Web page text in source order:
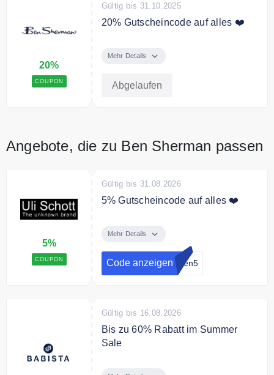
20%
COUPON
Gültig bis 31.10.2025
20% Gutscheincode auf alles ❤️
Rabatt auf das gesamte Sortiment.
Mehr Details
Abgelaufen
Angebote, die zu Ben Sherman passen
5%
COUPON
Gültig bis 31.08.2026
5% Gutscheincode auf alles ❤️
5% Rabatt auf Ihren Warenkorb
ohne Mindestbestellwert.
Mehr Details
Code anzeigen men5
Gültig bis 16.08.2026
Bis zu 60% Rabatt im Summer
Sale